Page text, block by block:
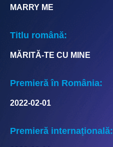
MARRY ME
Titlu română:
MĂRITĂ-TE CU MINE
Premieră în România:
2022-02-01
Premieră internațională: